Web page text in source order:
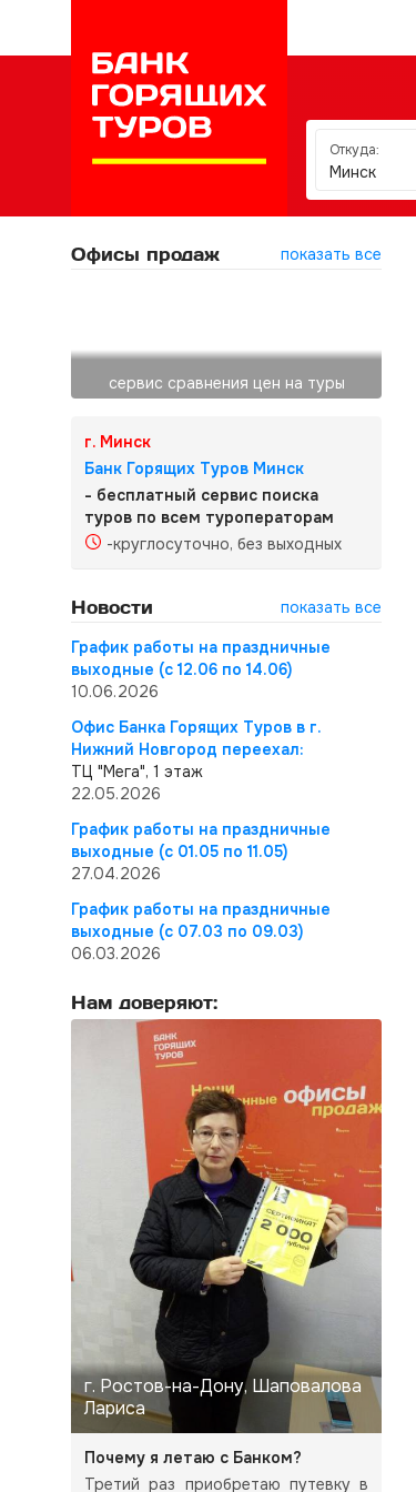
Откуда:
Минск
Офисы продаж показать все
сервис сравнения цен на туры
г. Минск
Банк Горящих Туров Минск
- бесплатный сервис поиска
туров по всем туроператорам
-круглосуточно, без выходных
Новости
показать все
График работы на праздничные
выходные (с 12.06 по 14.06)
10.06.2026
Офис Банка Горящих Туров в г.
Нижний Новгород переехал:
ТЦ "Мега", 1 этаж
22.05.2026
График работы на праздничные
выходные (с 01.05 по 11.05)
27.04.2026
График работы на праздничные
выходные (с 07.03 по 09.03)
06.03.2026
Нам доверяют:
г. Ростов-на-Дону, Шаповалова
Лариса
Почему я летаю с Банком?
Третий раз приобретаю путевку в